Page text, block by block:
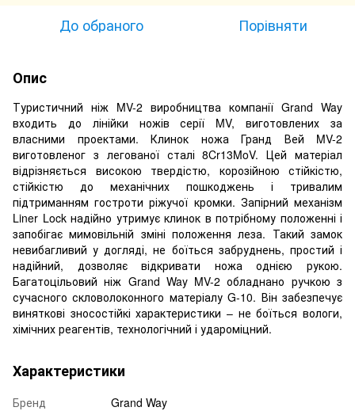
До обраного Порівняти
Опис
Туристичний ніж MV-2 виробництва компанії Grand Way
входить до лінійки ножів серії MV, виготовлених за
власними проектами. Клинок ножа Гранд Вей MV-2
виготовленог з легованої сталі 8Cr13MoV. Цей матеріал
відрізняється високою твердістю, корозійною стійкістю,
стійкістю до механічних пошкоджень і тривалим
підтриманням гостроти ріжучої кромки. Запірний механізм
Liner Lock надійно утримує клинок в потрібному положенні і
запобігає мимовільній зміні положення леза. Такий замок
невибагливий у догляді, не боїться забруднень, простий і
надійний, дозволяє відкривати ножа однією рукою.
Багатоцільовий ніж Grand Way MV-2 обладнано ручкою з
сучасного скловолоконного матеріалу G-10. Він забезпечує
виняткові зносостійкі характеристики – не боїться вологи,
хімічних реагентів, технологічний і удароміцний.
Характеристики
Бренд
Grand Way